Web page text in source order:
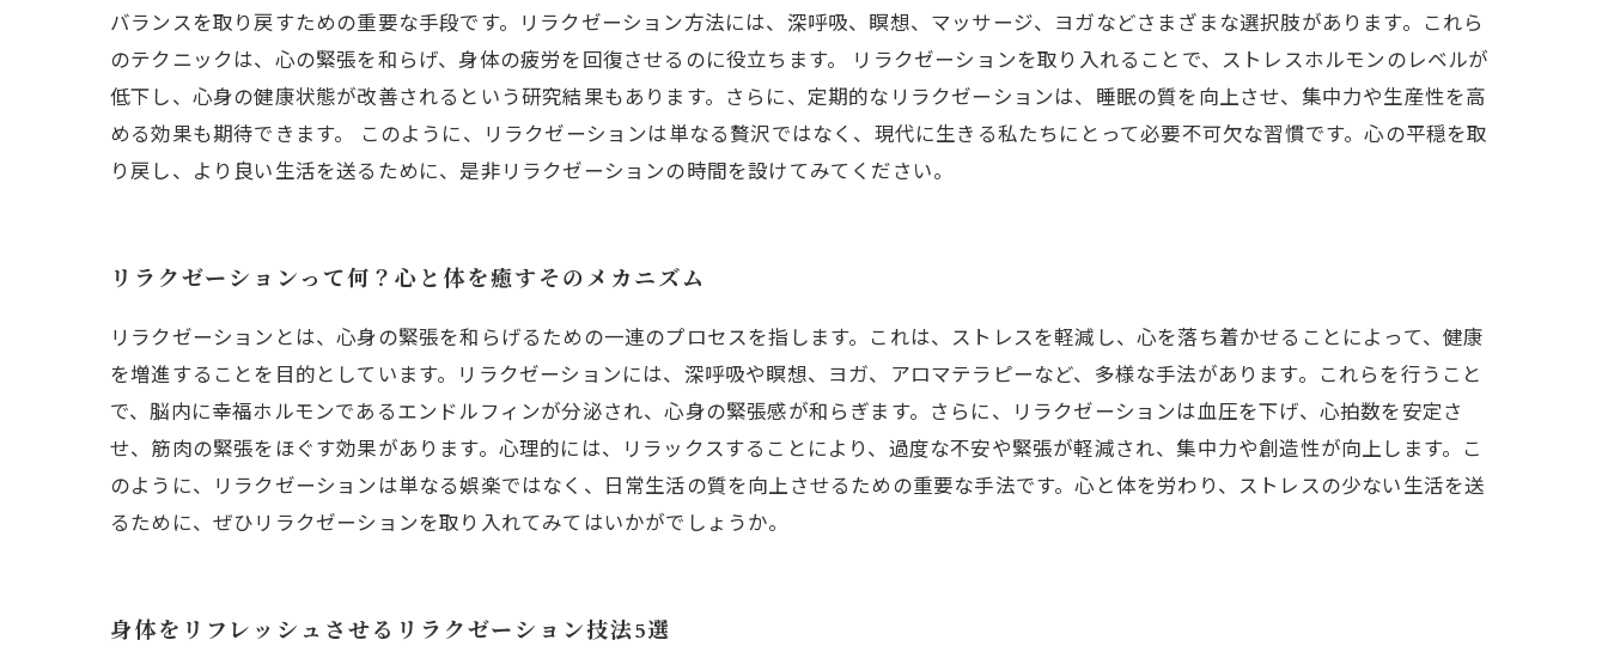
バランスを取り戻すための重要な手段です。リラクゼーション方法には、深呼吸、瞑想、マッサージ、ヨガなどさまざまな選択肢があります。これら
のテクニックは、心の緊張を和らげ、身体の疲労を回復させるのに役立ちます。 リラクゼーションを取り入れることで、ストレスホルモンのレベルが
低下し、心身の健康状態が改善されるという研究結果もあります。さらに、定期的なリラクゼーションは、睡眠の質を向上させ、集中力や生産性を高
める効果も期待できます。 このように、リラクゼーションは単なる贅沢ではなく、現代に生きる私たちにとって必要不可欠な習慣です。心の平穏を取
り戻し、より良い生活を送るために、是非リラクゼーションの時間を設けてみてください。
リラクゼーションって何？心と体を癒すそのメカニズム
リラクゼーションとは、心身の緊張を和らげるための一連のプロセスを指します。これは、ストレスを軽減し、心を落ち着かせることによって、健康
を増進することを目的としています。リラクゼーションには、深呼吸や瞑想、ヨガ、アロマテラピーなど、多様な手法があります。これらを行うこと
で、脳内に幸福ホルモンであるエンドルフィンが分泌され、心身の緊張感が和らぎます。さらに、リラクゼーションは血圧を下げ、心拍数を安定さ
せ、筋肉の緊張をほぐす効果があります。心理的には、リラックスすることにより、過度な不安や緊張が軽減され、集中力や創造性が向上します。こ
のように、リラクゼーションは単なる娯楽ではなく、日常生活の質を向上させるための重要な手法です。心と体を労わり、ストレスの少ない生活を送
るために、ぜひリラクゼーションを取り入れてみてはいかがでしょうか。
身体をリフレッシュさせるリラクゼーション技法5選